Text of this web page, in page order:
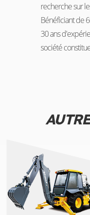
recherche sur
Bénéficiant de
30 ans
société